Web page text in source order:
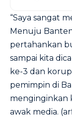
“Saya sangat
Menuju
pertahankan
sampai kita
ke-3 dan
pemimpin di
menginginkan
awak media.